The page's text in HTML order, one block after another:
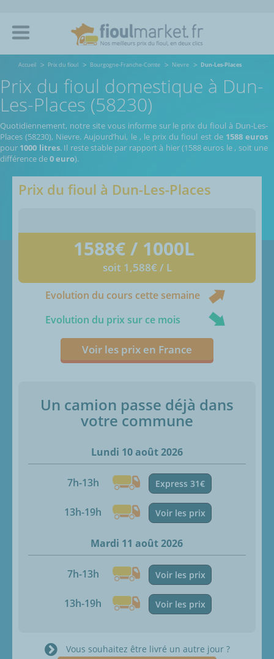
Accueil Prix du fioul Bourgogne-Franche-Comte Nievre Dun-Les-Places
Prix du fioul domestique à Dun-
Les-Places (58230)
Quotidiennement, notre site vous informe sur le prix du fioul à Dun-Les-
Places (58230), Nievre.Aujourd’hui, le , le prix du fioul est de 1588 euros
pour 1000 litres. Il reste stable par rapport à hier (1588 euros le, soit une
différence de0 euro).
Prix du fioul à Dun-Les-Places
1588€ / 1000L
soit 1,588€ / L
Evolution du cours cette semaine
Evolution du prix sur ce mois
Voir les prix en France
Un camion passe déjà dans
votre commune
Lundi 10 août 2026
7h-13h Express 31€
13h-19h Voir les prix
Mardi 11 août 2026
7h-13h Voir les prix
13h-19h Voir les prix
Vous souhaitez être livré un autre jour ?